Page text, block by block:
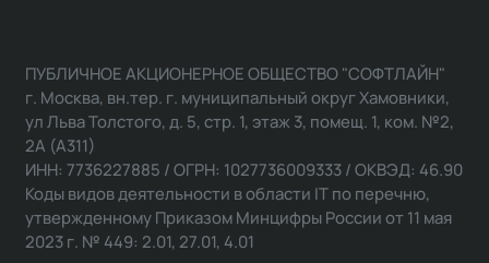
ПУБЛИЧНОЕ АКЦИОНЕРНОЕ ОБЩЕСТВО "СОФТЛАЙН"
г. Москва, вн.тер. г. муниципальный округ Хамовники,
ул Льва Толстого, д. 5, стр. 1, этаж 3, помещ. 1, ком. №2,
2А (А311)
ИНН: 7736227885 / ОГРН: 1027736009333 / ОКВЭД: 46.90
Коды видов деятельности в области IT по перечню,
утвержденному Приказом Минцифры России от 11 мая
2023 г. № 449: 2.01, 27.01, 4.01